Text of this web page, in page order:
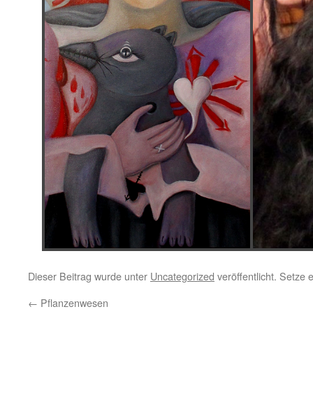
Dieser Beitrag wurde unter Uncategorized veröffentlicht. Setze
← Pflanzenwesen